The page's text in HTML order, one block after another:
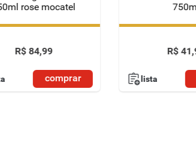
rose mocatel
- Cliente Prime ou Pgto
R$ 84,99
comprar
+10%OFF - Cliente
R$ 41,
lista